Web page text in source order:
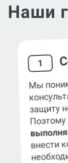
Наши
1
Мы
защиту
Поэтому
внести